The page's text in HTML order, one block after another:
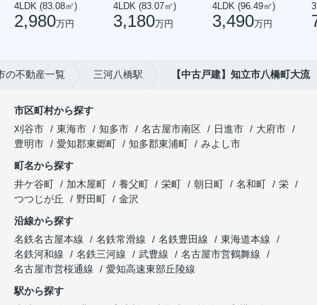
4LDK (83.08㎡)
2,980万円
4LDK (83.07㎡)
3,180万円
4LDK (96.49㎡)
3,490万円
の不動産一覧 三河八橋駅 【中古戸建】知立市八橋町大流
市区町村から探す
刈谷市
東海市 知多市 名古屋市南区 日進市
大府市
豊明市
愛知郡東郷町 知多郡東浦町
みよし市
町名から探す
井ケ谷町
加木屋町 養父町 栄町 朝日町 名和町
栄
つつじが丘
野田町
金沢
沿線から探す
名鉄名古屋本線
名鉄常滑線 名鉄豊田線
東海道本線
名鉄河和線
名鉄三河線 武豊線
名古屋市営鶴舞線
名古屋市営桜通線
愛知高速東部丘陵線
駅から探す